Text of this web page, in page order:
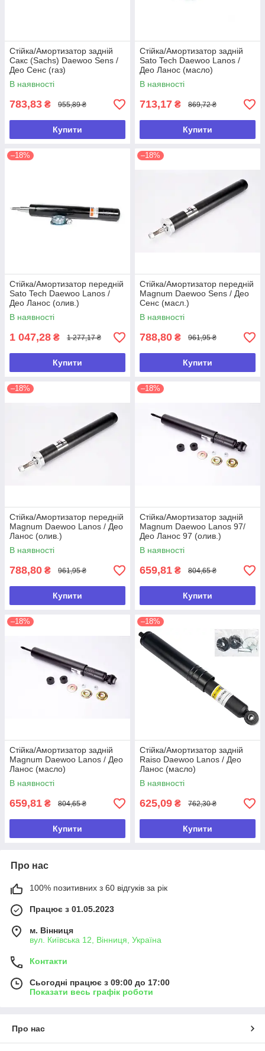
Стійка/Амортизатор задній
Сакс (Sachs) Daewoo Sens /
Део Сенс (газ)
В наявності
783,83 ₴ 955,89 ₴
Купити
Стійка/Амортизатор задній
Sato Tech Daewoo Lanos /
Део Ланос (масло)
В наявності
713,17 ₴ 869,72 ₴
Купити
–18%
Стійка/Амортизатор передній
Sato Tech Daewoo Lanos /
Део Ланос (олив.)
В наявності
1 047,28 ₴ 1 277,17 ₴
Купити
–18%
Стійка/Амортизатор передній
Magnum Daewoo Sens / Део
Сенс (масл.)
В наявності
788,80 ₴ 961,95 ₴
Купити
–18%
Стійка/Амортизатор передній
Magnum Daewoo Lanos / Део
Ланос (олив.)
В наявності
788,80 ₴ 961,95 ₴
Купити
–18%
Стійка/Амортизатор задній
Magnum Daewoo Lanos 97/
Део Ланос 97 (олив.)
В наявності
659,81 ₴ 804,65 ₴
Купити
–18%
Стійка/Амортизатор задній
Magnum Daewoo Lanos / Део
Ланос (масло)
В наявності
659,81 ₴ 804,65 ₴
Купити
–18%
Стійка/Амортизатор задній
Raiso Daewoo Lanos / Део
Ланос (масло)
В наявності
625,09 ₴ 762,30 ₴
Купити
Про нас
100% позитивних з 60 відгуків за рік
Працює з 01.05.2023
м. Вінниця
вул. Київська 12, Вінниця, Україна
Контакти
Сьогодні працює з 09:00 до 17:00
Показати весь графік роботи
Про нас